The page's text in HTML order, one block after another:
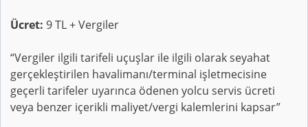
Ücret: 9 TL + Vergiler
“Vergiler ilgili tarifeli uçuşlar ile ilgili olarak seyahat
gerçekleştirilen havalimanı/terminal işletmecisine
geçerli tarifeler uyarınca ödenen yolcu servis ücreti
veya benzer içerikli maliyet/vergi kalemlerini kapsar”